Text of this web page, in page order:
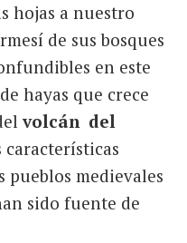
hojas a nuestro
de sus bosques
en este
hayas que crece
volcán del
características
pueblos medievales
sido fuente de